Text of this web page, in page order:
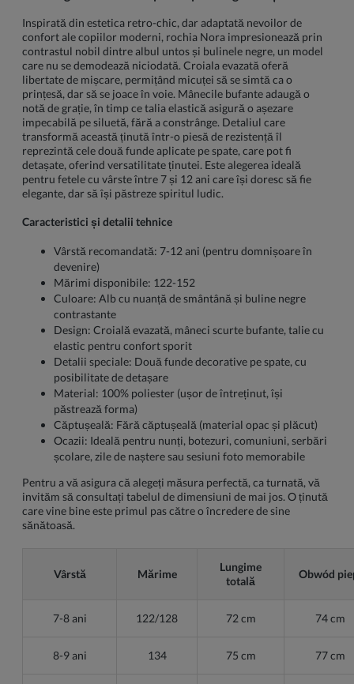
Inspirată din estetica retro-chic, dar adaptată nevoilor de
confort ale copiilor moderni, rochia Nora impresionează prin
contrastul nobil dintre albul untos și bulinele negre, un model
care nu se demodează niciodată. Croiala evazată oferă
libertate de mișcare, permițând micuței să se simtă ca o
prințesă, dar să se joace în voie. Mânecile bufante adaugă o
notă de grație, în timp ce talia elastică asigură o așezare
impecabilă pe siluetă, fără a constrânge. Detaliul care
transformă această ținută într-o piesă de rezistență îl
reprezintă cele două funde aplicate pe spate, care pot fi
detașate, oferind versatilitate ținutei. Este alegerea ideală
pentru fetele cu vârste între 7 și 12 ani care își doresc să fie
elegante, dar să își păstreze spiritul ludic.
Caracteristici și detalii tehnice
Vârstă recomandată: 7-12 ani (pentru domnișoare în
devenire)
Mărimi disponibile: 122-152
Culoare: Alb cu nuanță de smântână și buline negre
contrastante
Design: Croială evazată, mâneci scurte bufante, talie cu
elastic pentru confort sporit
Detalii speciale: Două funde decorative pe spate, cu
posibilitate de detașare
Material: 100% poliester (ușor de întreținut, își
păstrează forma)
Căptușeală: Fără căptușeală (material opac și plăcut)
Ocazii: Ideală pentru nunți, botezuri, comuniuni, serbări
școlare, zile de naștere sau sesiuni foto memorabile
Pentru a vă asigura că alegeți măsura perfectă, ca turnată, vă
invităm să consultați tabelul de dimensiuni de mai jos. O ținută
care vine bine este primul pas către o încredere de sine
sănătoasă.
Vârstă Mărime
Lungime
totală
Obwód
7-8 ani 122/128 72 cm 74 cm
8-9 ani 134 75 cm 77 cm